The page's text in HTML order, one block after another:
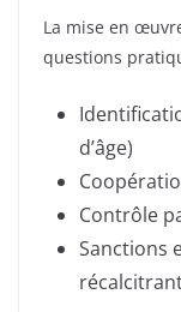
La mise en
questions
d’âge)
Contrôle
Sanctions